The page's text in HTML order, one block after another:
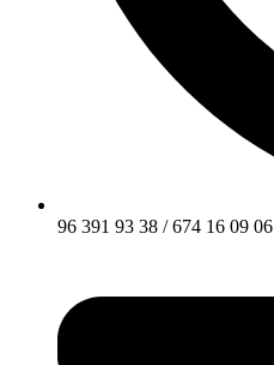
96 391 93 38 / 674 16 09 06